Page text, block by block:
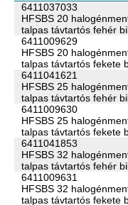
6411037033
HFSBS 20
talpas távtartós fehér
6411009629
HFSBS 20
talpas távtartós fekete
6411041621
HFSBS 25
talpas távtartós fehér
6411009630
HFSBS 25
talpas távtartós fekete
6411041853
HFSBS 32
talpas távtartós fehér
6411009631
HFSBS 32
talpas távtartós fekete